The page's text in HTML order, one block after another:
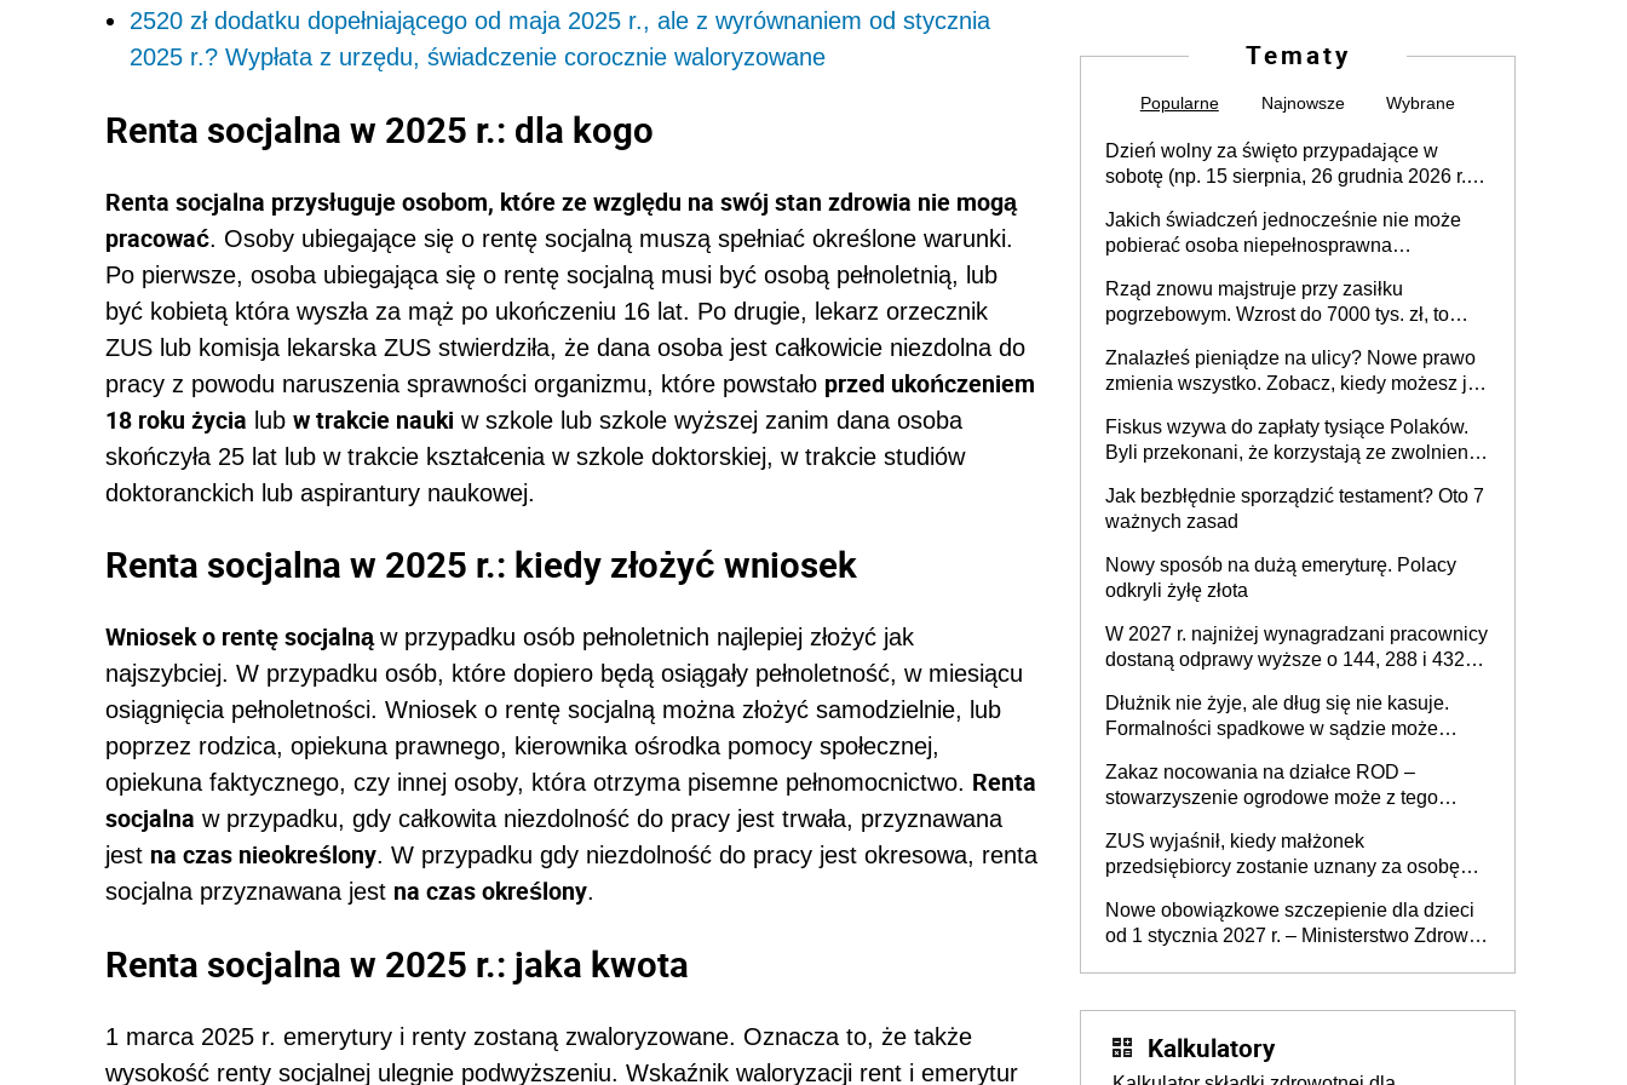
2520 zł dodatku dopełniającego od maja 2025 r., ale z wyrównaniem od stycznia
2025 r.? Wypłata z urzędu, świadczenie corocznie waloryzowane
Renta socjalna w 2025 r.: dla kogo
Renta socjalna przysługuje osobom, które ze względu na swój stan zdrowia nie mogą
pracować. Osoby ubiegające się o rentę socjalną muszą spełniać określone warunki.
Po pierwsze, osoba ubiegająca się o rentę socjalną musi być osobą pełnoletnią, lub
być kobietą która wyszła za mąż po ukończeniu 16 lat. Po drugie, lekarz orzecznik
ZUS lub komisja lekarska ZUS stwierdziła, że dana osoba jest całkowicie niezdolna do
pracy z powodu naruszenia sprawności organizmu, które powstało przed ukończeniem
18 roku życia lub w trakcie nauki w szkole lub szkole wyższej zanim dana osoba
skończyła 25 lat lub w trakcie kształcenia w szkole doktorskiej, w trakcie studiów
doktoranckich lub aspirantury naukowej.
Renta socjalna w 2025 r.: kiedy złożyć wniosek
Wniosek o rentę socjalnąw przypadku osób pełnoletnich najlepiej złożyć jak
najszybciej. W przypadku osób, które dopiero będą osiągały pełnoletność, w miesiącu
osiągnięcia pełnoletności. Wniosek o rentę socjalną można złożyć samodzielnie, lub
poprzez rodzica, opiekuna prawnego, kierownika ośrodka pomocy społecznej,
opiekuna faktycznego, czy innej osoby, która otrzyma pisemne pełnomocnictwo. Renta
socjalna w przypadku, gdy całkowita niezdolność do pracy jest trwała, przyznawana
jest na czas nieokreślony. W przypadku gdy niezdolność do pracy jest okresowa, renta
socjalna przyznawana jest na czas określony.
Renta socjalna w 2025 r.: jaka kwota
1 marca 2025 r. emerytury i renty zostaną zwaloryzowane. Oznacza to, że także
wysokość renty socjalnej ulegnie podwyższeniu. Wskaźnik waloryzacji rent i emerytur
Tematy
Popularne Najnowsze Wybrane
Dzień wolny za święto przypadające w
sobotę (np. 15 sierpnia, 26 grudnia 2026 r.) –
pracodawcy (sektor prywatny i administracja
publiczna), najczęstsze pytania
Jakich świadczeń jednocześnie nie może
pobierać osoba niepełnosprawna
Rząd znowu majstruje przy zasiłku
pogrzebowym. Wzrost do 7000 tys. zł, to
Znalazłeś pieniądze na ulicy? Nowe prawo
zmienia wszystko. Zobacz, kiedy możesz je
Fiskus wzywa do zapłaty tysiące Polaków.
Byli przekonani, że korzystają ze zwolnienia
Jak bezbłędnie sporządzić testament? Oto 7
ważnych zasad
Nowy sposób na dużą emeryturę. Polacy
odkryli żyłę złota
W 2027 r. najniżej wynagradzani pracownicy
dostaną odprawy wyższe o 144, 288 i 432
Dłużnik nie żyje, ale dług się nie kasuje.
Formalności spadkowe w sądzie może
zmarłego
Zakaz nocowania na działce ROD –
stowarzyszenie ogrodowe może z tego
działki (wypowiedzieć dzierżawę)?
ZUS wyjaśnił, kiedy małżonek
przedsiębiorcy zostanie uznany za osobę
Nowe obowiązkowe szczepienie dla dzieci
od 1 stycznia 2027 r. – Ministerstwo Zdrowia
Kalkulatory